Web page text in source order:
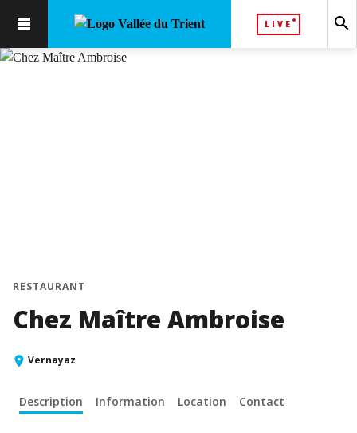
LIVE search
RESTAURANT
Chez Maître Ambroise
Vernayaz
Description Information Location Contact